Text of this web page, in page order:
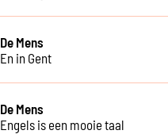
De Mens
En in Gent
De Mens
Engels is een mooie taal